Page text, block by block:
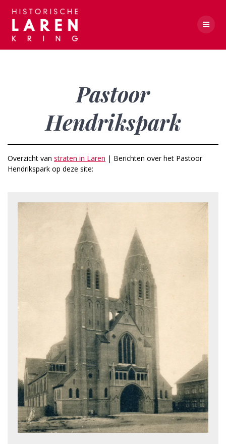
Pastoor
Hendrikspark
Overzicht van straten in Laren | Berichten over het Pastoor
Hendrikspark op deze site: